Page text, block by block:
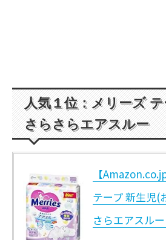
人気１位：メリーズ
さらさらエアスルー
【
テープ 新生児(
さらエアスル